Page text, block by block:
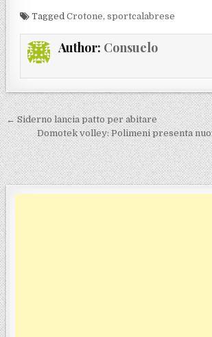
TaggedCrotone,sportcalabrese
Author: Consuelo
Navigazione articoli
← Siderno lancia patto per abitare
Domotek volley: Polimeni presenta